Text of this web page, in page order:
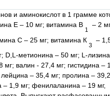
и аминокислот в 1 грамме
Е – 10 мг; витамина В
1
– 2
С – 25 мг; витамина К
3
–
D,L-метионина – 50 мг; L-
валин - 27,4 мг; гистидина –
– 35,4 мг; пролина –
– 1,9 мг; фенилаланина – 19 мг,